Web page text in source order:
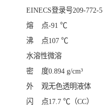
EINECS登录号209-772-5
熔 点-91 ℃
沸 点107 ℃
水溶性微溶
密 度0.894 g/cm³
外 观无色透明液体
闪 点17.7 ℃（CC）